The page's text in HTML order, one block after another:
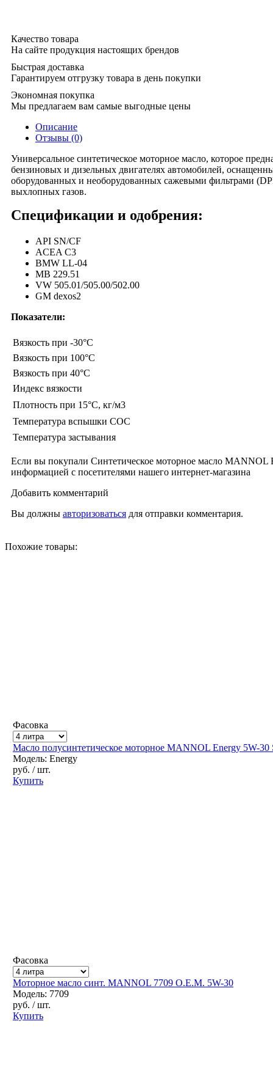
Качество товара
На сайте продукция настоящих брендов
Быстрая доставка
Гарантируем отгрузку товара в день покупки
Экономная покупка
Мы предлагаем вам самые выгодные цены
Описание
Отзывы (0)
Универсальное синтетическое моторное масло, которое
бензиновых и дизельных двигателях автомобилей,
оборудованных и необорудованных сажевыми фильтрами
выхлопных газов.
Спецификации и одобрения:
API SN/CF
ACEA C3
BMW LL-04
MB 229.51
VW 505.01/505.00/502.00
GM dexos2
Показатели:
Вязкость при -30°C
Вязкость при 100°C
Вязкость при 40°C
Индекс вязкости
Плотность при 15°С, кг/м3
Температура вспышки COC
Температура застывания
Если вы покупали Синтетическое моторное масло MANNOL
информацией с посетителями нашего интернет-магазина
Добавить комментарий
Вы должны авторизоваться для отправки комментария.
Похожие товары:
Фасовка
Масло полусинтетическое моторное MANNOL Energy 5W-30
Модель: Energy
руб. / шт.
Купить
Фасовка
Моторное масло синт. MANNOL 7709 O.E.M. 5W-30
Модель: 7709
руб. / шт.
Купить